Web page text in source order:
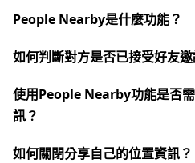
People Nearby是什麼功能？
如何判斷對方是否已接受好友邀
使用People Nearby功能是否
訊？
如何關閉分享自己的位置資訊？